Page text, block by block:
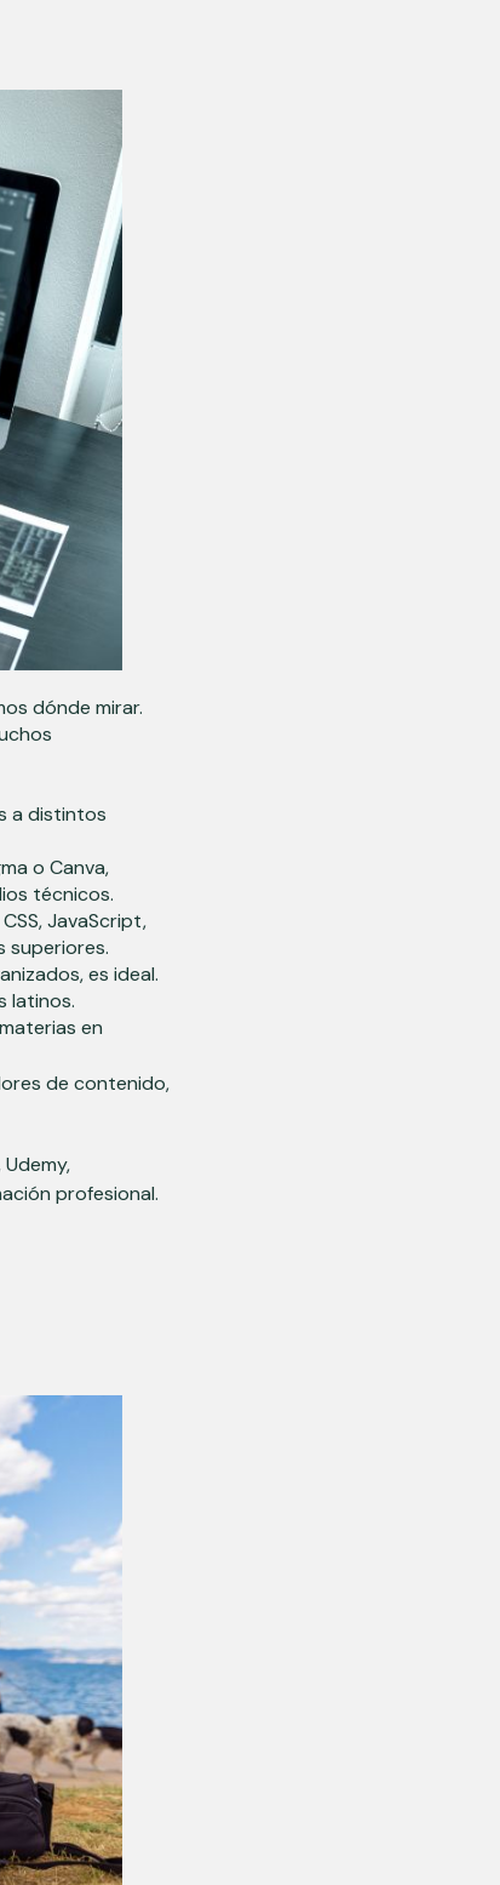
dónde mirar.
a distintos
o Canva,
técnicos.
JavaScript,
superiores.
es ideal.
latinos.
en
de contenido,
Udemy,
profesional.